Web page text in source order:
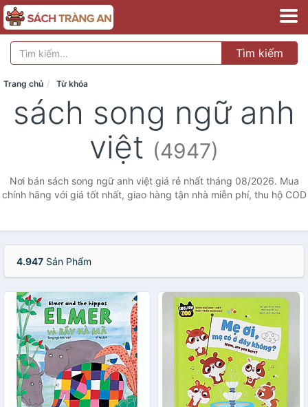
Tìm kiếm
Trang chủ Từ khóa
sách song ngữ anh
việt (4947)
Nơi bán sách song ngữ anh việt giá rẻ nhất tháng 08/2026. Mua
chính hãng với giá tốt nhất, giao hàng tận nhà miễn phí, thu hộ COD
4.947 Sản Phẩm